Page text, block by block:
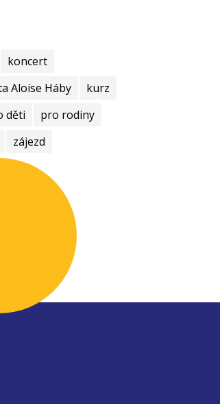
koncert
Aloise Háby
kurz
děti
pro rodiny
zájezd